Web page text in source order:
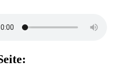
Im Raume lesen wir die Zeit